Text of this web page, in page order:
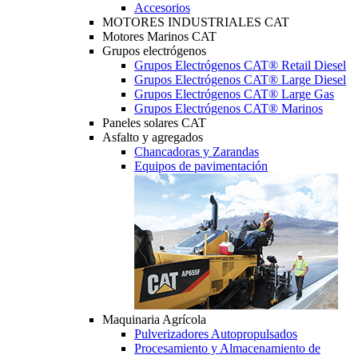
Accesorios
MOTORES INDUSTRIALES CAT
Motores Marinos CAT
Grupos electrógenos
Grupos Electrógenos CAT® Retail Diesel
Grupos Electrógenos CAT® Large Diesel
Grupos Electrógenos CAT® Large Gas
Grupos Electrógenos CAT® Marinos
Paneles solares CAT
Asfalto y agregados
Chancadoras y Zarandas
Equipos de pavimentación
Maquinaria Agrícola
Pulverizadores Autopropulsados
Procesamiento y Almacenamiento de